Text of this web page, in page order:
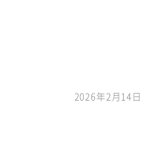
2026年2月14日